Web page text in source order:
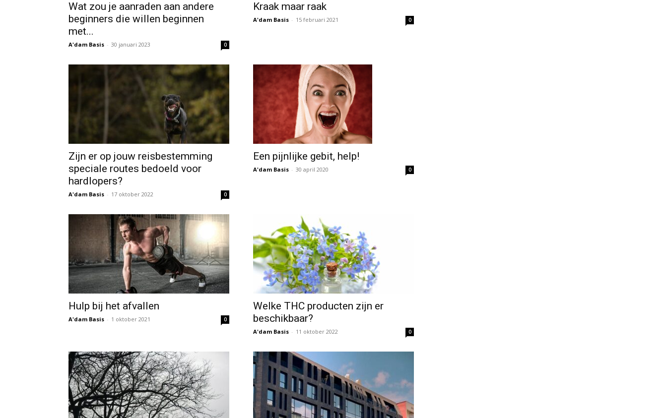
Wat zou je aanraden aan andere
beginners die willen beginnen
met...
A'dam Basis - 30 januari 2023 0
Kraak maar raak
A'dam Basis - 15 februari 2021 0
Zijn er op jouw reisbestemming
speciale routes bedoeld voor
hardlopers?
A'dam Basis - 17 oktober 2022 0
Een pijnlijke gebit, help!
A'dam Basis - 30 april 2020 0
Hulp bij het afvallen
A'dam Basis - 1 oktober 2021 0
Welke THC producten zijn er
beschikbaar?
A'dam Basis - 11 oktober 2022 0